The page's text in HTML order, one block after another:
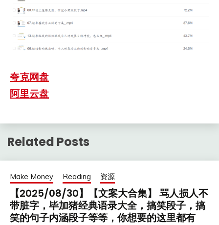
夸克网盘
阿里云盘
Related Posts
Make Money Reading 资源
【2025/08/30】【文案大合集】 骂人损人不
带脏字，毕加猪经典语录大全，搞笑段子，搞
笑的句子内涵段子等等，你想要的这里都有